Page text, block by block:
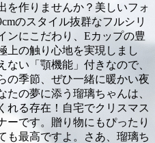
を作りませんか？美しいフォ
のスタイル抜群なフルシリ
ンにこだわり、Eカップの豊
上の触り心地を実現しまし
い「顎機能」付きなので、
の季節、ぜひ一緒に暖かい夜
たの夢に添う瑠璃ちゃんは、
れる存在！自宅でクリスマス
ーです。贈り物にもぴったり
も最高ですよ。さあ、瑠璃ち